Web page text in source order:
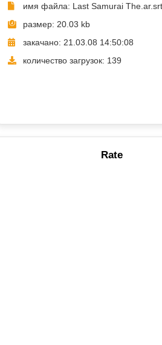
имя файла: Last Samurai The.ar.srt
размер: 20.03 kb
закачано: 21.03.08 14:50:08
количество загрузок: 139
Rate